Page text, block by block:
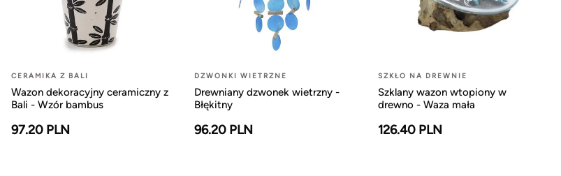
CERAMIKA Z BALI
Wazon dekoracyjny ceramiczny z
Bali - Wzór bambus
97.20 PLN
DZWONKI WIETRZNE
Drewniany dzwonek wietrzny -
Błękitny
96.20 PLN
SZKŁO NA DREWNIE
Szklany wazon wtopiony w
drewno - Waza mała
126.40 PLN